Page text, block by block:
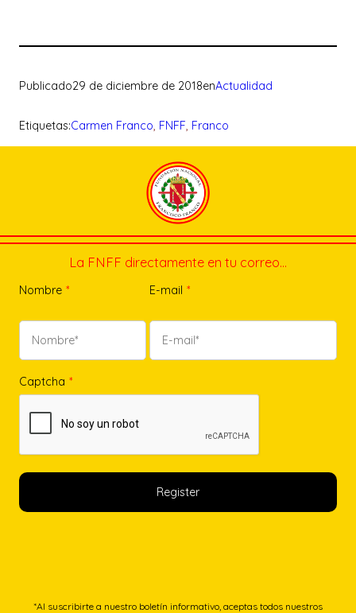
Publicado29 de diciembre de 2018enActualidad
Etiquetas:Carmen Franco, FNFF, Franco
La FNFF directamente en tu correo…
Nombre * E-mail *
Captcha *
*Al suscribirte a nuestro boletín informativo, aceptas todos nuestros